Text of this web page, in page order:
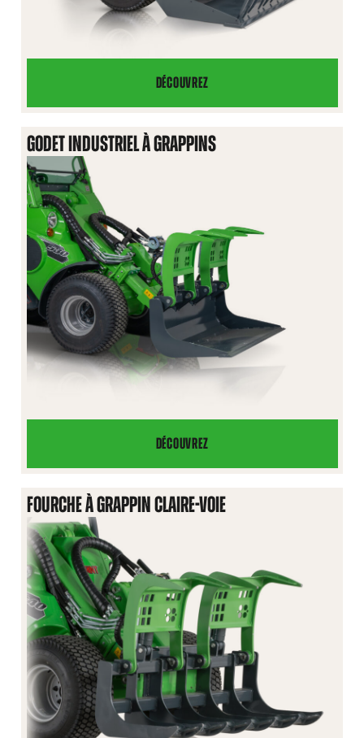
DÉCOUVREZ
GODET
MULTIFONCTION
GODET INDUSTRIEL À GRAPPINS
DÉCOUVREZ
GODET
INDUSTRIEL
À
GRAPPINS
FOURCHE À GRAPPIN CLAIRE-VOIE